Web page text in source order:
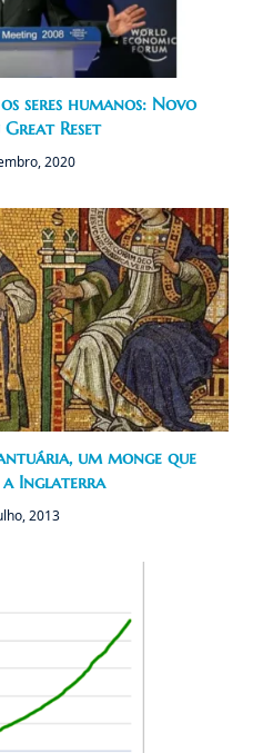
seres humanos: Novo
Reset
2020
um monge que
Inglaterra
2013